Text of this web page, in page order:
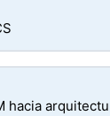
hacia